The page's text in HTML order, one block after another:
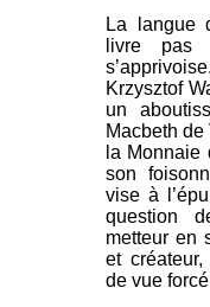
La langue
livre pas
Krzysztof
un
Macbeth
la Monnaie
son
vise à
question
metteur en
et créateur,
de vue